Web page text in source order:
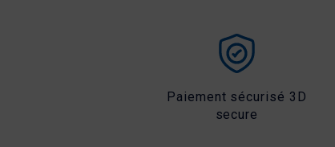
Paiement sécurisé 3D
secure